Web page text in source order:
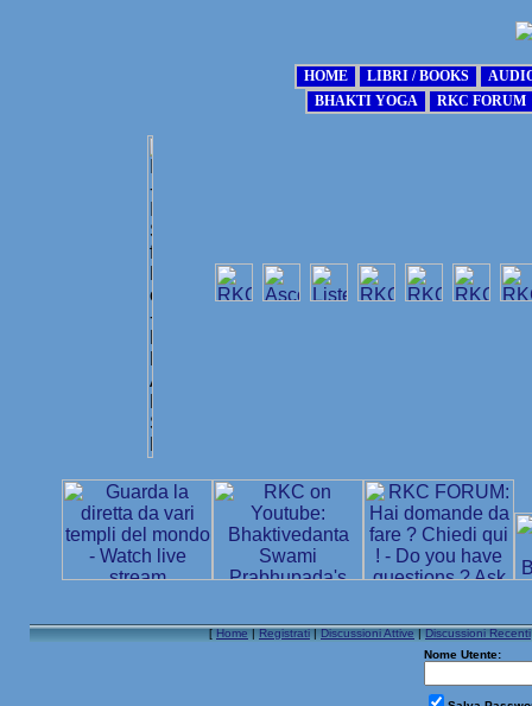
[Home|Registrati|Discussioni Attive|Discussioni Recenti
Nome Utente: